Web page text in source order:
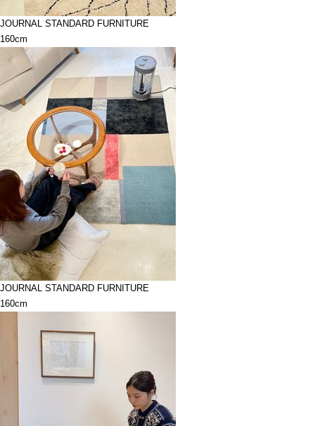
JOURNAL STANDARD FURNITURE
160cm
JOURNAL STANDARD FURNITURE
160cm